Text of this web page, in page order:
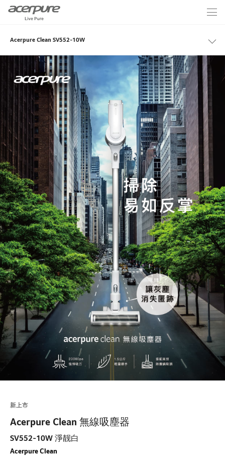
Acerpure Clean SV552-10W
新上市
Acerpure Clean 無線吸塵器
SV552-10W 淨靓白
Acerpure Clean